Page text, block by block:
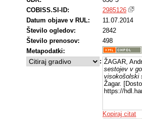
COBISS.SI-ID:
2985126
Datum objave v RUL:
11.07.2014
Število ogledov:
2842
Število prenosov:
498
Metapodatki:
: ŽAGAR,
sestojev v
visokošolski
Žagar.
https://
Kopiraj citat